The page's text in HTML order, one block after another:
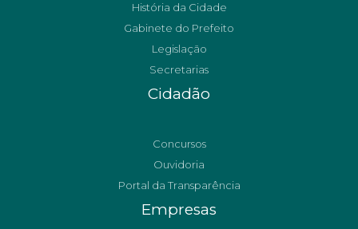
História da Cidade
Gabinete do Prefeito
Legislação
Secretarias
Cidadão
Concursos
Ouvidoria
Portal da Transparência
Empresas